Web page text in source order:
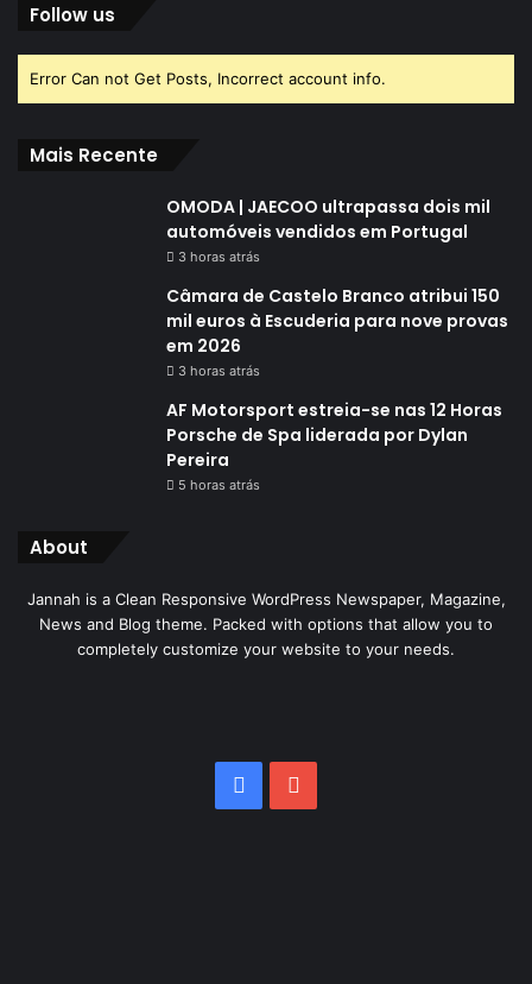
Follow us
Error Can not Get Posts, Incorrect account info.
Mais Recente
OMODA | JAECOO ultrapassa dois mil
automóveis vendidos em Portugal
3 horas atrás
Câmara de Castelo Branco atribui 150
mil euros à Escuderia para nove provas
em 2026
3 horas atrás
AF Motorsport estreia-se nas 12 Horas
Porsche de Spa liderada por Dylan
Pereira
5 horas atrás
About
Jannah is a Clean Responsive WordPress Newspaper, Magazine,
News and Blog theme. Packed with options that allow you to
completely customize your website to your needs.
Facebook